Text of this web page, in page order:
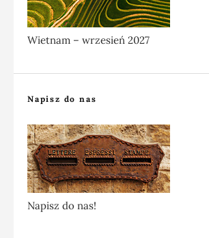
Wietnam – wrzesień 2027
Napisz do nas
Napisz do nas!